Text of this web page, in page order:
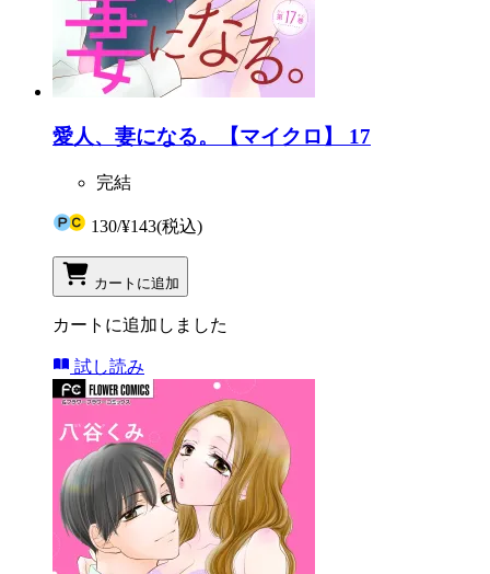
愛人、妻になる。【マイクロ】 17
完結
130/¥143(税込)
カートに追加
カートに追加しました
試し読み